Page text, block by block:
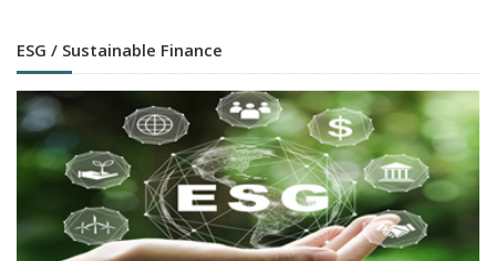
ESG / Sustainable Finance